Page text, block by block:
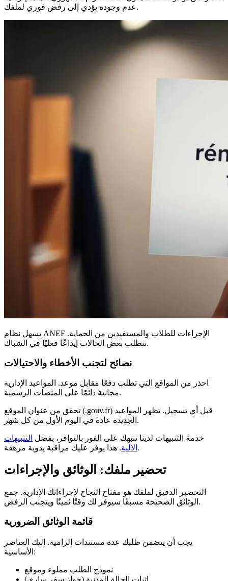
عدم وجوده يؤدي إلى رفض فوري لملفك.
يسهل نظام ANEF الإجراءات للطلاب والمستفيدين من الحماية.
تتطلب بعض الحالات إيداعًا فعليًا في الشباك.
نصائح لتجنب الأخطاء والاحتيالات
احذر من المواقع التي تطلب دفعًا مقابل موعد. المواعيد الإدارية
مجانية دائمًا على المنصات الرسمية.
تحقق من عنوان الموقع (.gouv.fr) قبل أي تسجيل. تظهر المواعيد
الجديدة عادةً في اليوم الأول من كل شهر.
خدمة التنبيهات لدينا تنبهك على الفور بالتوافر، بفضل التنبيهات
الآلية . هذا يوفر عليك مراقبة يدوية مرهقة.
تحضير ملفك: الوثائق والإجراءات
التحضير الدقيق لملفك هو مفتاح النجاح لإجراءاتك الإدارية. جمع
الوثائق الصحيحة مسبقًا سيوفر لك وقتًا ثمينًا ويتجنب الرفض.
قائمة الوثائق الضرورية
يجب أن يتضمن طلبك عدة مستندات إلزامية. إليك العناصر
الأساسية:
نموذج الطلب مملوء وموقع
إثبات الحالة المدنية (جواز سفر ساري)